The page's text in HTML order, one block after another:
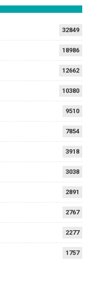
32849
18986
12662
10380
9510
7854
3918
3038
2891
2767
2277
1757